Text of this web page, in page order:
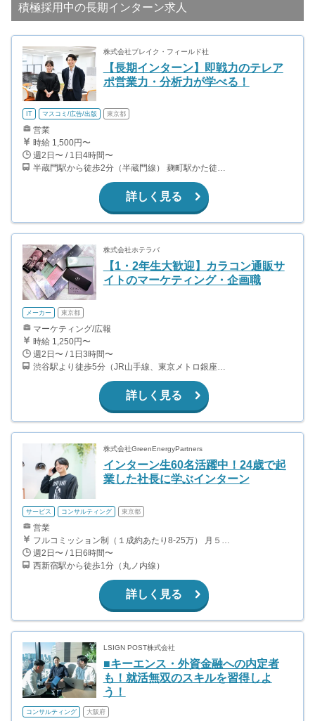
積極採用中の長期インターン求人
株式会社ブレイク・フィールド社
【長期インターン】即戦力のテレア
ポ営業力・分析力が学べる！
IT マスコミ/広告/出版 東京都
営業
時給 1,500円〜
週2日〜 / 1日4時間〜
半蔵門駅から徒歩2分（半蔵門線） 麹町駅かた徒歩10分（有楽町線）
詳しく見る
株式会社ホテラバ
【1・2年生大歓迎】カラコン通販サ
イトのマーケティング・企画職
メーカー 東京都
マーケティング/広報
時給 1,250円〜
週2日〜 / 1日3時間〜
渋谷駅より徒歩5分（JR山手線、東京メトロ銀座・半蔵門・副都心線）
詳しく見る
株式会社GreenEnergyPartners
インターン生60名活躍中！24歳で起
業した社長に学ぶインターン
サービス コンサルティング 東京都
営業
週2日〜 / 1日6時間〜
西新宿駅から徒歩1分（丸ノ内線）
詳しく見る
LSIGN POST株式会社
■キーエンス・外資金融への内定者
も！就活無双のスキルを習得しよ
う！
コンサルティング 大阪府